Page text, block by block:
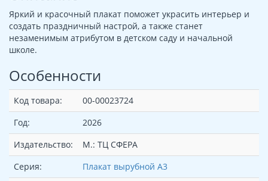
Яркий и красочный плакат поможет украсить интерьер и
создать праздничный настрой, а также станет
незаменимым атрибутом в детском саду и начальной
школе.
Особенности
Код товара:
00-00023724
Год:
2026
Издательство:
М.: ТЦ СФЕРА
Серия:
Плакат вырубной А3